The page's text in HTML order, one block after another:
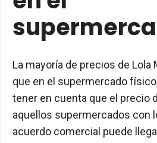
La mayoría de precios de Lola
que en el supermercado
tener en cuenta que el precio
aquellos supermercados con
acuerdo comercial puede